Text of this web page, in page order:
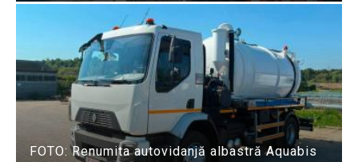
FOTO: Renumita autovidanjă albastră Aquabis